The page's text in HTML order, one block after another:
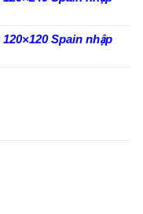
120×120 Spain nhập